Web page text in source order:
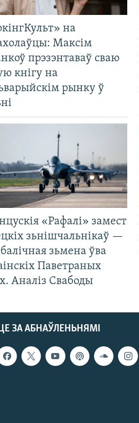
на
Максім
прэзэнтаваў сваю
кнігу на
рынку ў
«Рафалі» замест
зьнішчальнікаў —
зьмена ўва
Паветраных
Аналіз Свабоды
ЗА АБНАЎЛЕНЬНЯМІ